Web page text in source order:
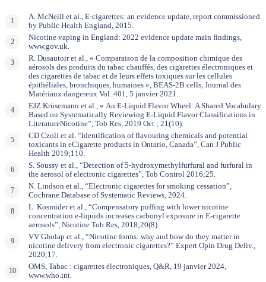
A. McNeill et al., E-cigarettes: an evidence update, report commissioned
by Public Health England, 2015.
Nicotine vaping in England: 2022 evidence update main findings,
www.gov.uk.
R. Dusautoir et al., « Comparaison de la composition chimique des
aérosols des produits du tabac chauffés, des cigarettes électroniques et
des cigarettes de tabac et de leurs effets toxiques sur les cellules
épithéliales, bronchiques, humaines », BEAS-2B cells, Journal des
Matériaux dangereux Vol. 401, 5 janvier 2021.
EJZ Krüsemann et al., « An E-Liquid Flavor Wheel: A Shared Vocabulary
Based on Systematically Reviewing E-Liquid Flavor Classifications in
LiteratureNicotine”, Tob Res, 2019 Oct ; 21(10).
CD Czoli et al. “Identification of flavouring chemicals and potential
toxicants in eCigarette products in Ontario, Canada”, Can J Public
Health 2019;110.
S. Soussy et al., “Detection of 5-hydroxymethylfurfural and furfural in
the aerosol of electronic cigarettes”, Tob Control 2016;25.
N. Lindson et al., “Electronic cigarettes for smoking cessation”,
Cochrane Database of Systematic Reviews, 2024.
L. Kosmider et al., “Compensatory puffing with lower nicotine
concentration e-liquids increases carbonyl exposure in E-cigarette
aerosols”, Nicotine Tob Res, 2018;20(8).
VV Gholap et al., “Nicotine forms: why and how do they matter in
nicotine delivery from electronic cigarettes?” Expert Opin Drug Deliv.,
2020;17.
OMS, Tabac : cigarettes électroniques, Q&R, 19 janvier 2024,
www.who.int.